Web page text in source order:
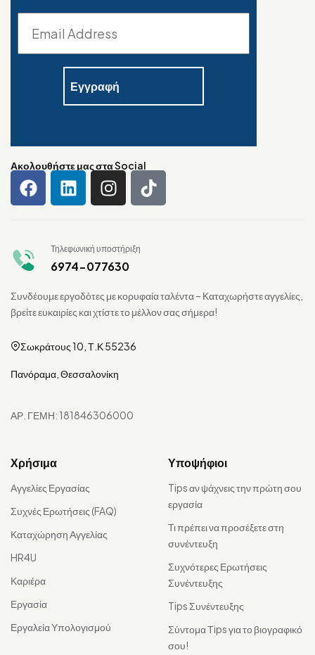
Ακολουθήστε μας στα Social
Τηλεφωνική υποστήριξη
6974-077630
Συνδέουμε εργοδότες με κορυφαία ταλέντα – Καταχωρήστε αγγελίες,
βρείτε ευκαιρίες και χτίστε το μέλλον σας σήμερα!
Σωκράτους 10, Τ.Κ 55236
Πανόραμα, Θεσσαλονίκη
ΑΡ. ΓΕΜΗ: 181846306000
Χρήσιμα
Αγγελίες Εργασίας
Συχνές Ερωτήσεις (FAQ)
Καταχώρηση Αγγελίας
HR4U
Καριέρα
Εργασία
Εργαλεία Υπολογισμού
Υποψήφιοι
Tips αν ψάχνεις την πρώτη σου
εργασία
Τι πρέπει να προσέξετε στη
συνέντευξη
Συχνότερες Ερωτήσεις
Συνέντευξης
Tips Συνέντευξης
Σύντομα Τips για το βιογραφικό
σου!